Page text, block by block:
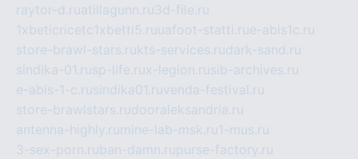
raytor-d.ruatillagunn.ru3d-file.ru
1xbeticricetc1xbetti5.ruuafoot-statti.rue-abis1c.ru
store-brawl-stars.rukts-services.rudark-sand.ru
sindika-01.rusp-life.rux-legion.rusib-archives.ru
e-abis-1-c.rusindika01.ruvenda-festival.ru
store-brawlstars.rudooraleksandria.ru
antenna-highly.ru mine-lab-msk.ru1-mus.ru
3-sex-porn.ruban-damn.rupurse-factory.ru